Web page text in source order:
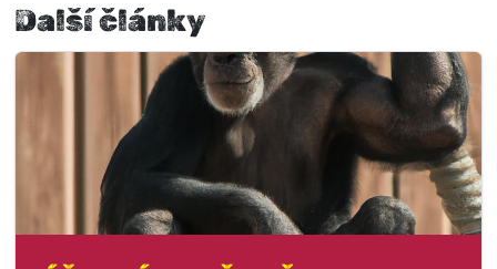
Další články